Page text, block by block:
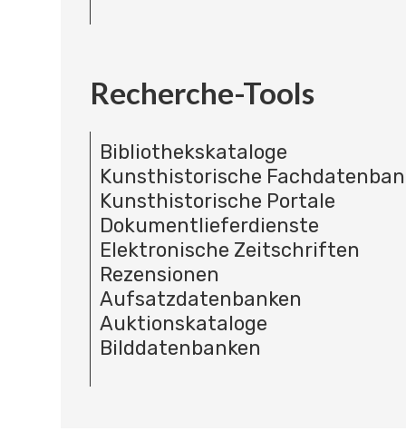
Recherche-Tools
Bibliothekskataloge
Kunsthistorische
Kunsthistorische Portale
Dokumentlieferdienste
Elektronische Zeitschriften
Rezensionen
Aufsatzdatenbanken
Auktionskataloge
Bilddatenbanken